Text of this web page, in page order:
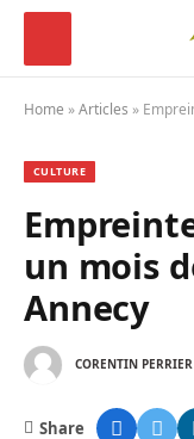
Home »Articles »
CULTURE
un mois
Annecy
CORENTIN PERRIER
Share